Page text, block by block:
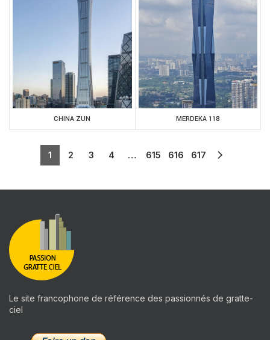
CHINA ZUN MERDEKA 118
1 2 3 4 … 615 616 617
Le site francophone de référence des passionnés de gratte-
ciel